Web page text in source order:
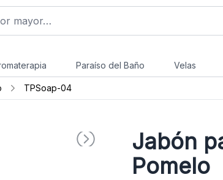
Paraíso del Baño Velas
TPSoap-04
Jabón
Pomelo